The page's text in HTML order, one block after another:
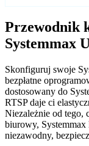
Przewodnik
Systemmax
Skonfiguruj swoje
bezpłatne
dostosowany do
RTSP daje ci
Niezależnie od tego,
biurowy,
niezawodny,